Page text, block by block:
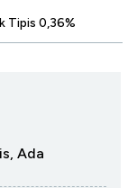
Tipis 0,36%
Ada